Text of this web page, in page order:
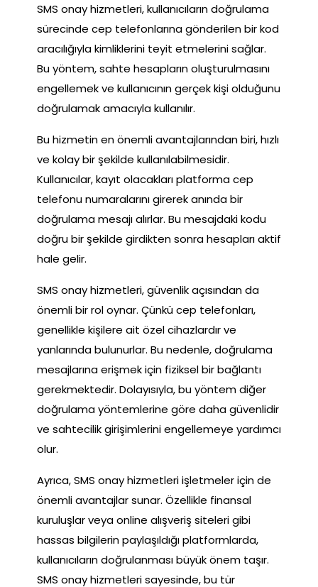
SMS onay hizmetleri, kullanıcıların doğrulama
sürecinde cep telefonlarına gönderilen bir kod
aracılığıyla kimliklerini teyit etmelerini sağlar.
Bu yöntem, sahte hesapların oluşturulmasını
engellemek ve kullanıcının gerçek kişi olduğunu
doğrulamak amacıyla kullanılır.
Bu hizmetin en önemli avantajlarından biri, hızlı
ve kolay bir şekilde kullanılabilmesidir.
Kullanıcılar, kayıt olacakları platforma cep
telefonu numaralarını girerek anında bir
doğrulama mesajı alırlar. Bu mesajdaki kodu
doğru bir şekilde girdikten sonra hesapları aktif
hale gelir.
SMS onay hizmetleri, güvenlik açısından da
önemli bir rol oynar. Çünkü cep telefonları,
genellikle kişilere ait özel cihazlardır ve
yanlarında bulunurlar. Bu nedenle, doğrulama
mesajlarına erişmek için fiziksel bir bağlantı
gerekmektedir. Dolayısıyla, bu yöntem diğer
doğrulama yöntemlerine göre daha güvenlidir
ve sahtecilik girişimlerini engellemeye yardımcı
olur.
Ayrıca, SMS onay hizmetleri işletmeler için de
önemli avantajlar sunar. Özellikle finansal
kuruluşlar veya online alışveriş siteleri gibi
hassas bilgilerin paylaşıldığı platformlarda,
kullanıcıların doğrulanması büyük önem taşır.
SMS onay hizmetleri sayesinde, bu tür